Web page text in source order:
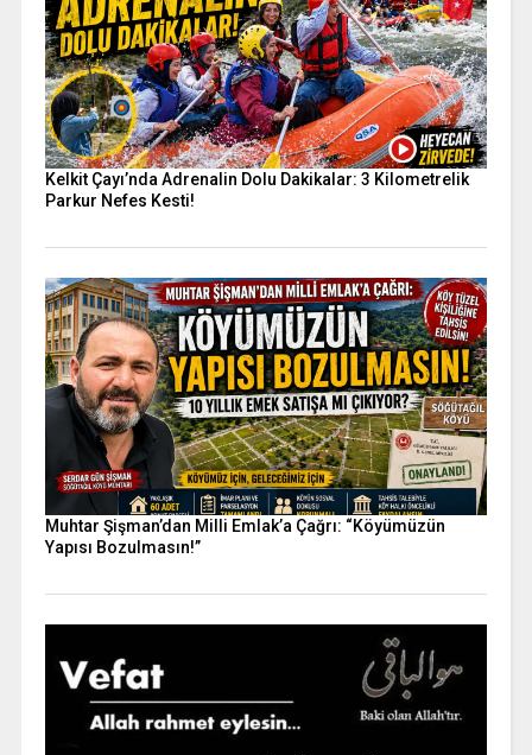
Kelkit Çayı’nda Adrenalin Dolu Dakikalar: 3 Kilometrelik
Parkur Nefes Kesti!
Muhtar Şişman’dan Milli Emlak’a Çağrı: “Köyümüzün
Yapısı Bozulmasın!”